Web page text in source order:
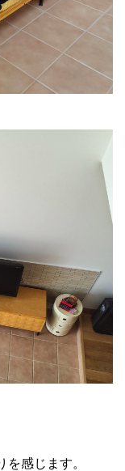
感じます。